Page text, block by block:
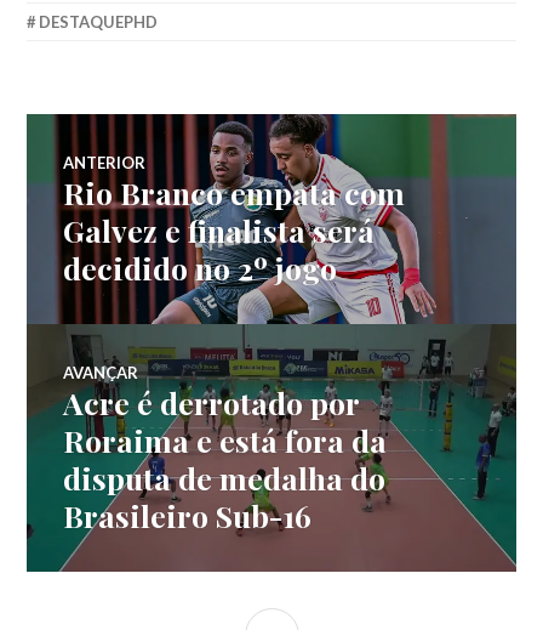
DESTAQUEPHD
ANTERIOR
Rio Branco empata com
Galvez e finalista será
decidido no 2º jogo
AVANÇAR
Acre é derrotado por
Roraima e está fora da
disputa de medalha do
Brasileiro Sub-16